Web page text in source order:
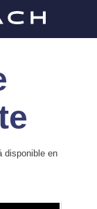
disponible en